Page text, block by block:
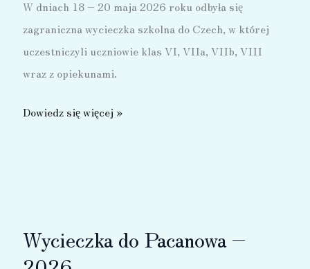
W dniach 18 – 20 maja 2026 roku odbyła się
zagraniczna wycieczka szkolna do Czech, w której
uczestniczyli uczniowie klas VI, VIIa, VIIb, VIII
wraz z opiekunami.
Wycieczka
Dowiedz się więcej »
Wycieczka do Pacanowa –